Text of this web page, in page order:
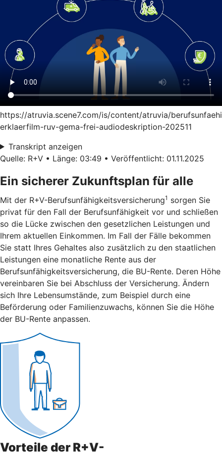
https://atruvia.scene7.com/is/content/atruvia/
erklaerfilm-ruv-gema-frei-audiodeskription-202511
Transkript anzeigen
Quelle: R+V • Länge: 03:49 • Veröffentlicht: 01.11.2025
Ein sicherer Zukunftsplan für alle
Mit der R+V-Berufsunfähigkeitsversicherung1 sorgen Sie
privat für den Fall der Berufsunfähigkeit vor und schließen
so die Lücke zwischen den gesetzlichen Leistungen und
Ihrem aktuellen Einkommen. Im Fall der Fälle bekommen
Sie statt Ihres Gehaltes also zusätzlich zu den staatlichen
Leistungen eine monatliche Rente aus der
Berufsunfähigkeitsversicherung, die BU-Rente. Deren Höhe
vereinbaren Sie bei Abschluss der Versicherung. Ändern
sich Ihre Lebensumstände, zum Beispiel durch eine
Beförderung oder Familienzuwachs, können Sie die Höhe
der BU-Rente anpassen.
Vorteile der R+V-